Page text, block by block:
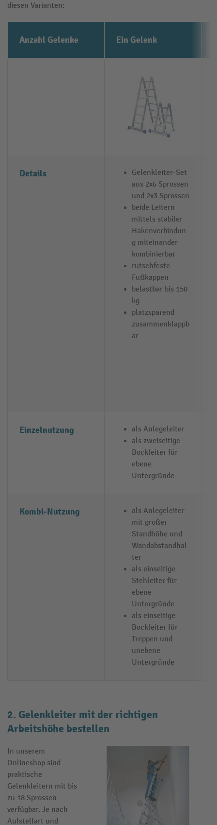
diesen Varianten:
Anzahl Gelenke Ein Gelenk
Details
Gelenkleiter-Set
aus 2x6 Sprossen
und 2x3 Sprossen
beide Leitern
mittels stabiler
Hakenverbindun
g miteinander
kombinierbar
rutschfeste
Fußkappen
belastbar bis 150
kg
platzsparend
zusammenklappb
ar
Einzelnutzung
als Anlegeleiter
als zweiseitige
Bockleiter für
ebene
Untergründe
Kombi-Nutzung
als Anlegeleiter
mit großer
Standhöhe und
Wandabstandhal
ter
als einseitige
Stehleiter für
ebene
Untergründe
als einseitige
Bockleiter für
Treppen und
unebene
Untergründe
2. Gelenkleiter mit der richtigen
Arbeitshöhe bestellen
In unserem
Onlineshop sind
praktische
Gelenkleitern mit bis
zu 18 Sprossen
verfügbar. Je nach
Aufstellart und